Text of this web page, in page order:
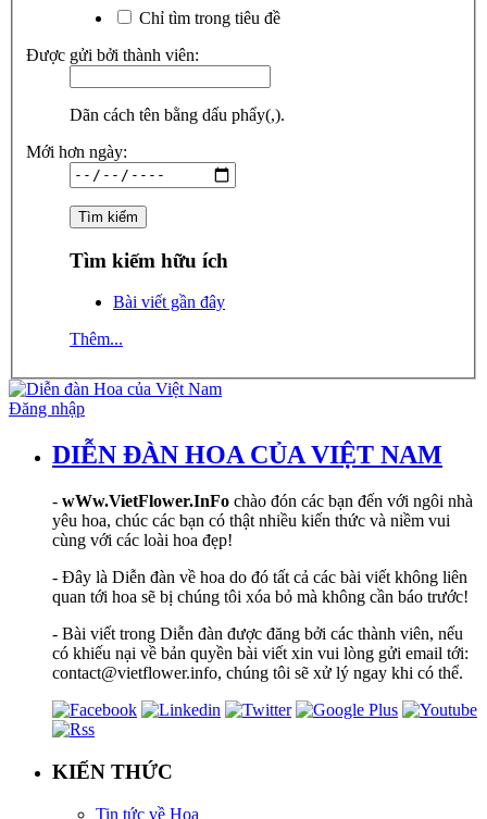
Chỉ tìm trong tiêu đề
Được gửi bởi thành viên:
Dãn cách tên bằng dấu phẩy(,).
Mới hơn ngày:
Tìm kiếm hữu ích
Bài viết gần đây
Thêm...
Đăng nhập
DIỄN ĐÀN HOA CỦA VIỆT NAM
- wWw.VietFlower.InFo chào đón các bạn đến với ngôi nhà
yêu hoa, chúc các bạn có thật nhiều kiến thức và niềm vui
cùng với các loài hoa đẹp!
- Đây là Diễn đàn về hoa do đó tất cả các bài viết không liên
quan tới hoa sẽ bị chúng tôi xóa bỏ mà không cần báo trước!
- Bài viết trong Diễn đàn được đăng bởi các thành viên, nếu
có khiếu nại về bản quyền bài viết xin vui lòng gửi email tới:
contact@vietflower.info, chúng tôi sẽ xử lý ngay khi có thể.
KIẾN THỨC
Tin tức về Hoa